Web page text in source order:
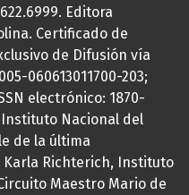
Editora
Certificado de
de Difusión vía
060613011700-203;
electrónico: 1870-
Nacional del
de la última
Richterich, Instituto
Maestro Mario de